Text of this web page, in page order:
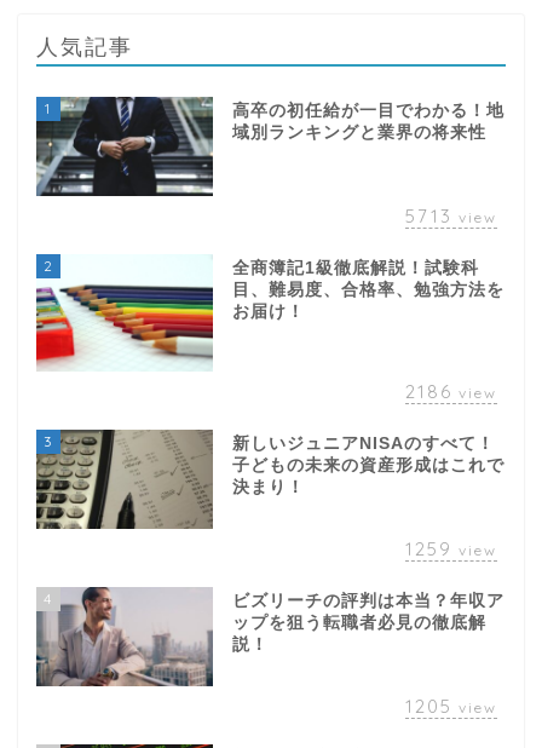
人気記事
1
高卒の初任給が一目でわかる！地
域別ランキングと業界の将来性
5713 view
2
全商簿記1級徹底解説！試験科
目、難易度、合格率、勉強方法を
お届け！
2186 view
3
新しいジュニアNISAのすべて！
子どもの未来の資産形成はこれで
決まり！
1259 view
4
ビズリーチの評判は本当？年収ア
ップを狙う転職者必見の徹底解
説！
1205 view